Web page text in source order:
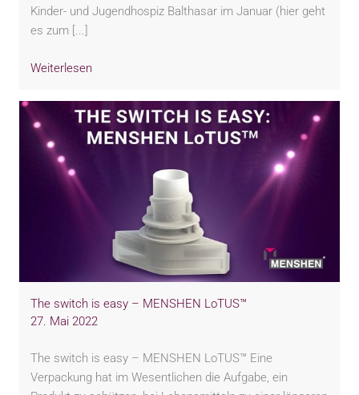
Kinder- und Jugendhospiz Balthasar im Januar (hier geht
es zum [...]
Weiterlesen
The switch is easy – MENSHEN LoTUS™
27. Mai 2022
The switch is easy – MENSHEN LoTUS™ Eine
Verpackung hat im Wesentlichen die Aufgabe, ein